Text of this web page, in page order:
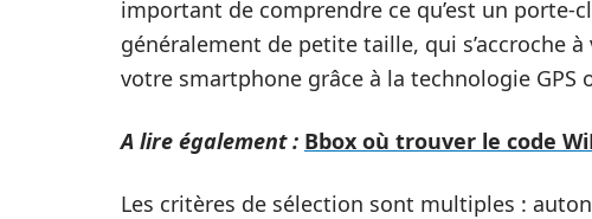
important de comprendre ce qu’est un porte-
généralement de petite taille, qui s’accroche
votre smartphone grâce à la technologie GPS
A lire également : Bbox où trouver le code
Les critères de sélection sont multiples :